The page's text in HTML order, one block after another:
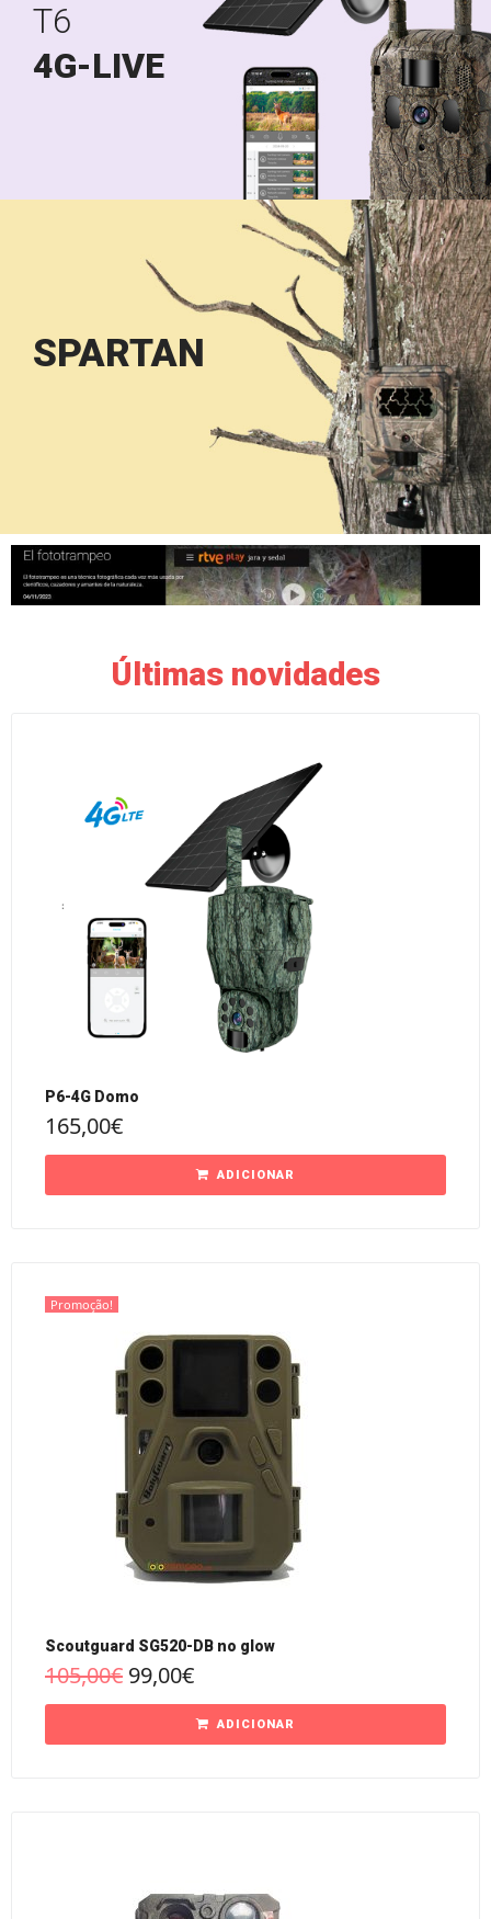
T6
4G-LIVE
SPARTAN
Últimas novidades
P6-4G Domo
165,00€
ADICIONAR
Promoção!
Scoutguard SG520-DB no glow
105,00€ 99,00€
ADICIONAR